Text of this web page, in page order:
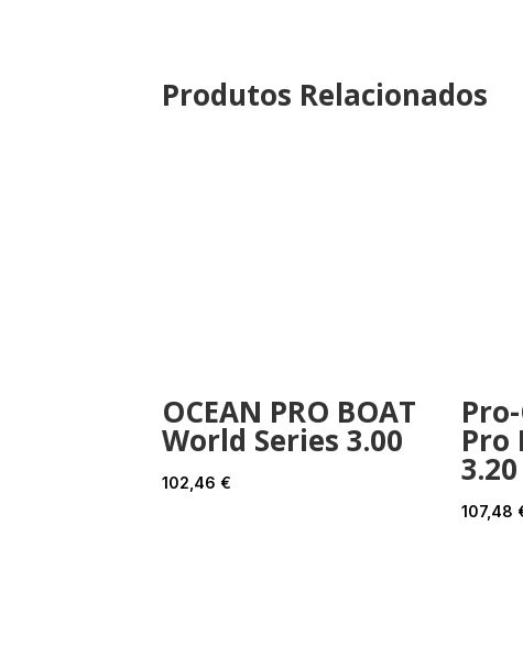
Produtos Relacionados
OCEAN PRO BOAT
World Series 3.00
102,46 €
Pro
3.20
107,48